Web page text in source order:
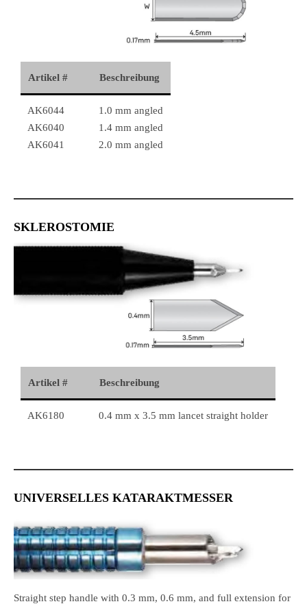
Artikel # Beschreibung
AK6044
AK6040
AK6041
1.0 mm angled
1.4 mm angled
2.0 mm angled
SKLEROSTOMIE
Artikel # Beschreibung
AK6180 0.4 mm x 3.5 mm lancet straight holder
UNIVERSELLES KATARAKTMESSER
Straight step handle with 0.3 mm, 0.6 mm, and full extension for